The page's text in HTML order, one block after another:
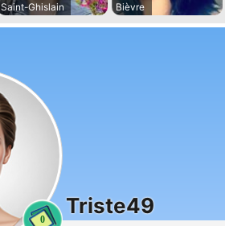
Saint-Ghislain
Bièvre
0
Triste49